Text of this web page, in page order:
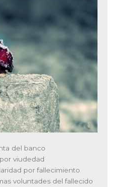
del banco
viudedad
por fallecimiento
voluntades del fallecido